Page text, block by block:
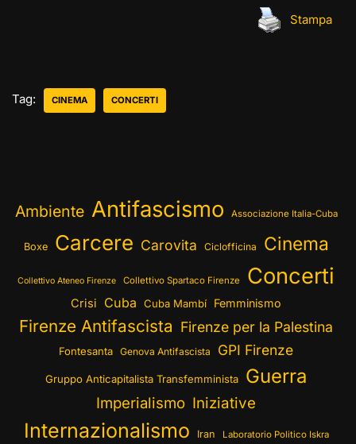
Stampa
Tag: CINEMA CONCERTI
Ambiente Antifascismo Associazione Italia-Cuba
Boxe Carcere Carovita Ciclofficina Cinema
Collettivo Ateneo Firenze Collettivo Spartaco Firenze Concerti
Crisi Cuba Cuba Mambí Femminismo
Firenze Antifascista Firenze per la Palestina
Fontesanta Genova Antifascista GPI Firenze
Gruppo Anticapitalista Transfemminista Guerra
Imperialismo Iniziative
Internazionalismo Iran Laboratorio Politico Iskra